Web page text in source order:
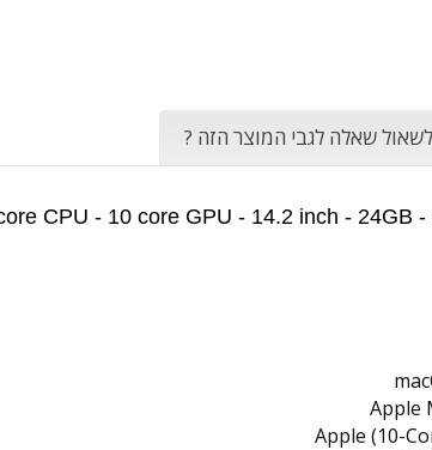
לשאול שאלה לגבי המוצר הזה ?
CPU - 10 core GPU - 14.2 inch - 24GB
Apple
Apple (10-